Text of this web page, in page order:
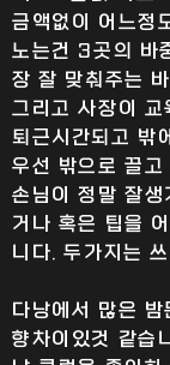
금액없이 어느정
노는건 3곳의 바
장 잘 맞춰주는
그리고 사장이
퇴근시간되고 밖
우선 밖으로 끌
손님이 정말 잘
거나 혹은 팁을
니다. 두가지는
다낭에서 많은
향차이있것 같습